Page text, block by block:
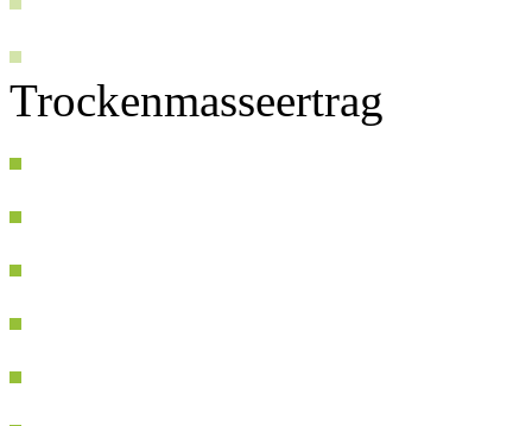
Trockenmasseertrag